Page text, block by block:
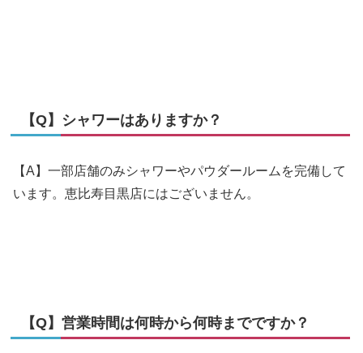
【Q】シャワーはありますか？
【A】一部店舗のみシャワーやパウダールームを完備して
います。恵比寿目黒店にはございません。
【Q】営業時間は何時から何時までですか？